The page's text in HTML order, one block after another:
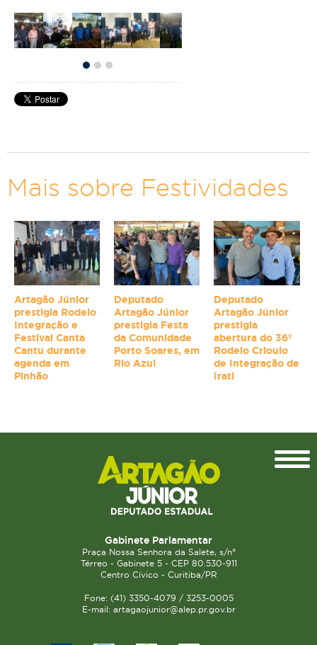
Mais sobre Festividades
Artagão Júnior
prestigia Rodeio
Integração e
Festival Canta
Cantu durante
agenda em
Pinhão
Deputado
Artagão Júnior
prestigia Festa
da Comunidade
Porto Soares, em
Rio Azul
Deputado
Artagão Júnior
prestigia
abertura do 36º
Rodeio Crioulo
de Integração de
Irati
Gabinete Parlamentar
Praça Nossa Senhora da Salete, s/n°
Térreo - Gabinete 5 - CEP 80.530-911
Centro Cívico - Curitiba/PR
Fone: (41) 3350-4079 / 3253-0005
E-mail: artagaojunior@alep.pr.gov.br